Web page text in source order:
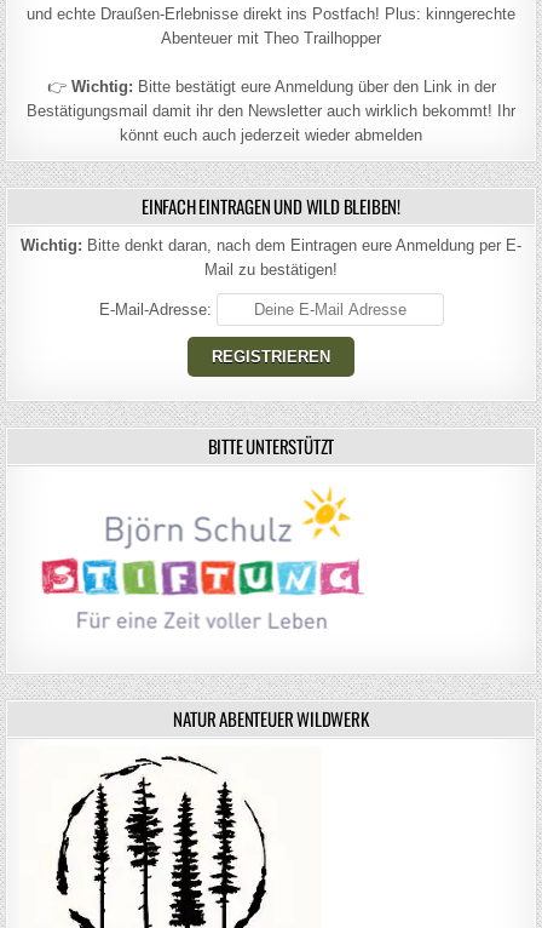
und echte Draußen-Erlebnisse direkt ins Postfach! Plus: kinngerechte
Abenteuer mit Theo Trailhopper
👉 Wichtig: Bitte bestätigt eure Anmeldung über den Link in der
Bestätigungsmail damit ihr den Newsletter auch wirklich bekommt! Ihr
könnt euch auch jederzeit wieder abmelden
EINFACH EINTRAGEN UND WILD BLEIBEN!
Wichtig: Bitte denkt daran, nach dem Eintragen eure Anmeldung per E-
Mail zu bestätigen!
E-Mail-Adresse:
BITTE UNTERSTÜTZT
NATUR ABENTEUER WILDWERK